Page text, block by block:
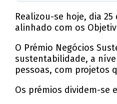
Realizou-se hoje, dia
alinhado com os
O Prémio Negócios
sustentabilidade, a
pessoas, com projetos
Os prémios dividem-se